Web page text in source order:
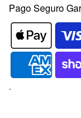
sólido.
✦Tecnología
al tinte.
✦
Pago Seguro
.